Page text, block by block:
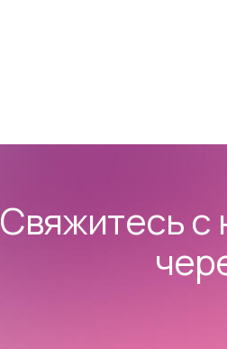
Свяжитесь с